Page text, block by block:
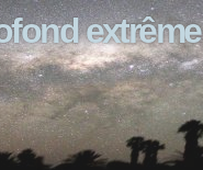
extrême